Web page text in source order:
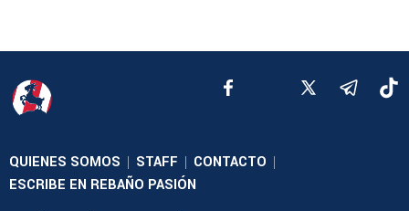
QUIENES SOMOS | STAFF | CONTACTO |
ESCRIBE EN REBAÑO PASIÓN